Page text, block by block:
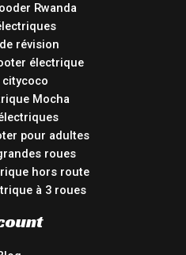
Rwanda
révision
électrique
Mocha
pour adultes
roues
hors route
à 3 roues